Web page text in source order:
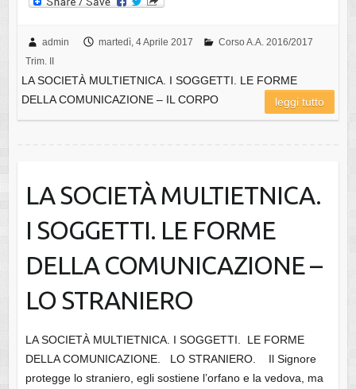
admin martedì, 4 Aprile 2017
Corso A.A. 2016/2017
Trim. II
LA SOCIETÀ MULTIETNICA. I SOGGETTI. LE FORME
DELLA COMUNICAZIONE – IL CORPO
leggi tutto
LA SOCIETÀ MULTIETNICA.
I SOGGETTI. LE FORME
DELLA COMUNICAZIONE –
LO STRANIERO
LA SOCIETÀ MULTIETNICA. I SOGGETTI. LE FORME
DELLA COMUNICAZIONE. LO STRANIERO. Il Signore
protegge lo straniero, egli sostiene l’orfano e la vedova, ma